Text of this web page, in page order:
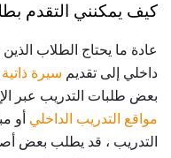
كيف يمكنني التقدم
عادة ما يحتاج الطلاب
داخلي إلى تقديم سيرة ذاتية
بعض طلبات التدريب عبر
مواقع التدريب الداخلي أو
التدريب ، قد يطلب بعض